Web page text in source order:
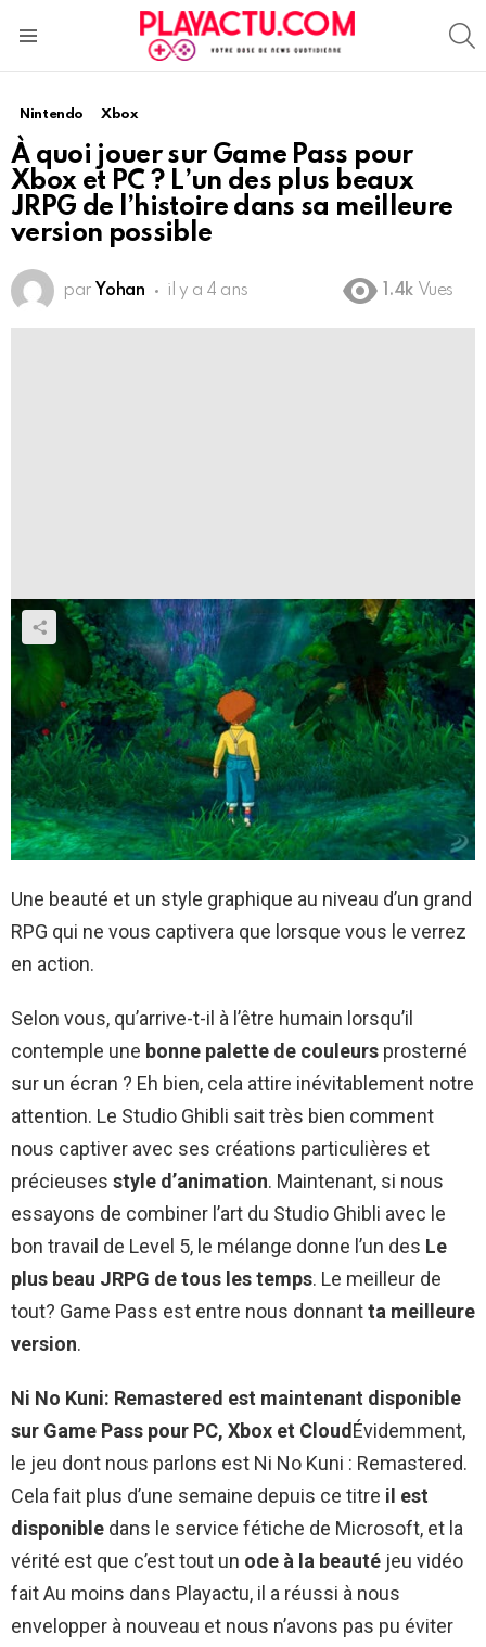
Nintendo Xbox
À quoi jouer sur Game Pass pour
Xbox et PC ? L’un des plus beaux
JRPG de l’histoire dans sa meilleure
version possible
par Yohan il y a 4 ans 1.4k Vues
Une beauté et un style graphique au niveau d’un grand
RPG qui ne vous captivera que lorsque vous le verrez
en action.
Selon vous, qu’arrive-t-il à l’être humain lorsqu’il
contemple une bonne palette de couleurs prosterné
sur un écran ? Eh bien, cela attire inévitablement notre
attention. Le Studio Ghibli sait très bien comment
nous captiver avec ses créations particulières et
précieuses style d’animation. Maintenant, si nous
essayons de combiner l’art du Studio Ghibli avec le
bon travail de Level 5, le mélange donne l’un des Le
plus beau JRPG de tous les temps. Le meilleur de
tout? Game Pass est entre nous donnantta meilleure
version.
Ni No Kuni: Remastered est maintenant disponible
sur Game Pass pour PC, Xbox et CloudÉvidemment,
le jeu dont nous parlons est Ni No Kuni : Remastered.
Cela fait plus d’une semaine depuis ce titre il est
disponible dans le service fétiche de Microsoft, et la
vérité est que c’est tout un ode à la beauté jeu vidéo
fait Au moins dans Playactu, il a réussi à nous
envelopper à nouveau et nous n’avons pas pu éviter